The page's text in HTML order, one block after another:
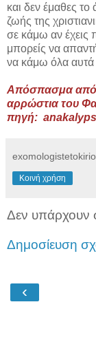
και δεν έμαθες
ζωής της
σε κάμω αν έχεις
μπορείς να
να κάμω όλα αυτά
Απόσπασμα από
αρρώστια του
πηγή:
exomologistetokirio
Κοινή χρήση
Δεν υπάρχουν
Δημοσίευση
‹